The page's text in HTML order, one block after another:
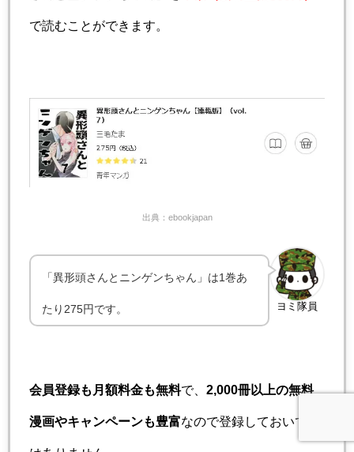
で読むことができます。
出典：ebookjapan
ヨミ隊員
「異形頭さんとニンゲンちゃん」は1巻あ
たり275円です。
会員登録も月額料金も無料で、 2,000冊以上の無料
漫画やキャンペーンも豊富なので登録しておいて損